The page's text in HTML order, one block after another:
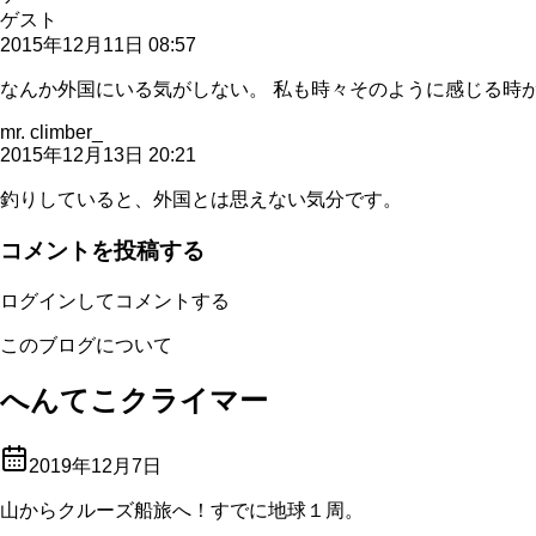
ゲスト
2015年12月11日 08:57
なんか外国にいる気がしない。 私も時々そのように感じる時
mr. climber_
2015年12月13日 20:21
釣りしていると、外国とは思えない気分です。
コメントを投稿する
ログインしてコメントする
このブログについて
へんてこクライマー
2019年12月7日
山からクルーズ船旅へ！すでに地球１周。